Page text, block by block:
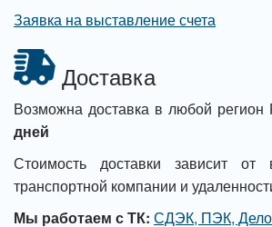
Заявка на выставление счета
Доставка
Возможна доставка в любой регион
дней
Стоимость доставки зависит от
транспортной компании и
Мы работаем с ТК: СДЭК, ПЭК,